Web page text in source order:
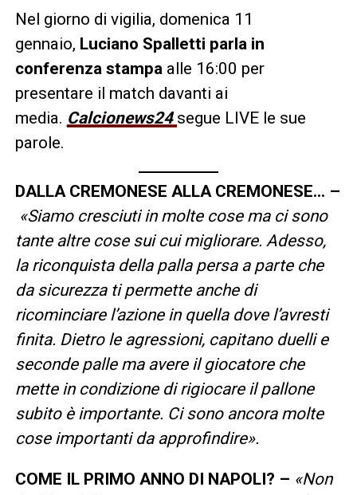
Nel giorno di vigilia, domenica 11
gennaio, Luciano Spalletti parla in
conferenza stampa alle 16:00 per
presentare il match davanti ai
media. Calcionews24 segue LIVE le sue
parole.
DALLA CREMONESE ALLA CREMONESE… –
«Siamo cresciuti in molte cose ma ci sono
tante altre cose sui cui migliorare. Adesso,
la riconquista della palla persa a parte che
da sicurezza ti permette anche di
ricominciare l’azione in quella dove l’avresti
finita. Dietro le agressioni, capitano duelli e
seconde palle ma avere il giocatore che
mette in condizione di rigiocare il pallone
subito è importante. Ci sono ancora molte
cose importanti da approfindire».
COME IL PRIMO ANNO DI NAPOLI? – «Non